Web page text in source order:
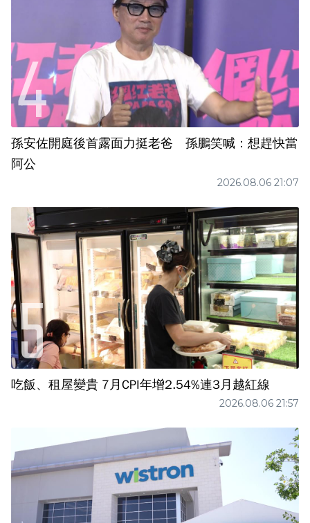
孫安佐開庭後首露面力挺老爸 孫鵬笑喊：想趕快當
阿公
2026.08.06 21:07
吃飯、租屋變貴 7月CPI年增2.54%連3月越紅線
2026.08.06 21:57